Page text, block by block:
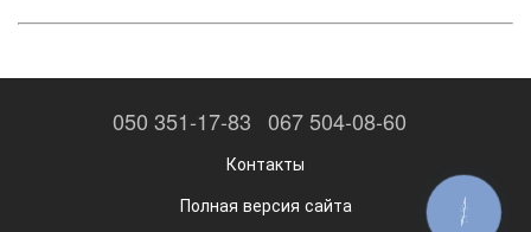
050 351-17-83 067 504-08-60
Контакты
Полная версия сайта
КНОПКА
ЗВ'ЯЗКУ